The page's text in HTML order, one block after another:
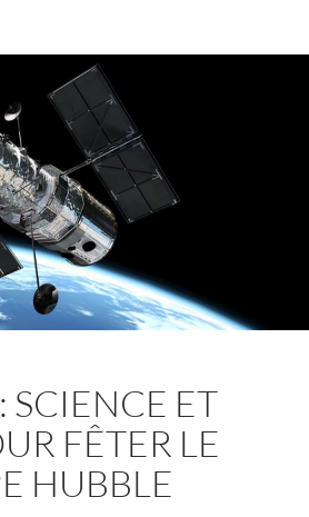
SCIENCE ET
FÊTER LE
HUBBLE